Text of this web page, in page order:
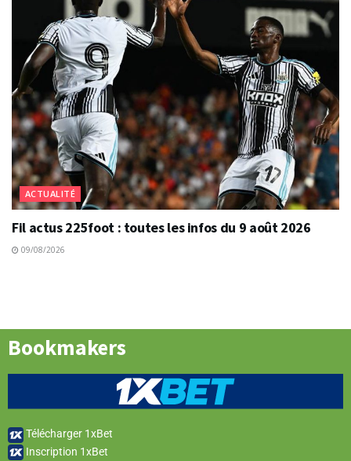
ACTUALITÉ
Fil actus 225foot : toutes les infos du 9 août 2026
09/08/2026
Bookmakers
Télécharger 1xBet
Inscription 1xBet